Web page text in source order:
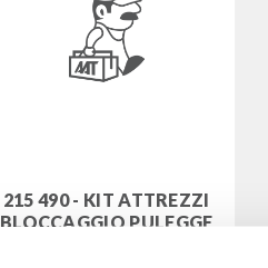
215 490 - KIT ATTREZZI
BLOCCAGGIO PULEGGE